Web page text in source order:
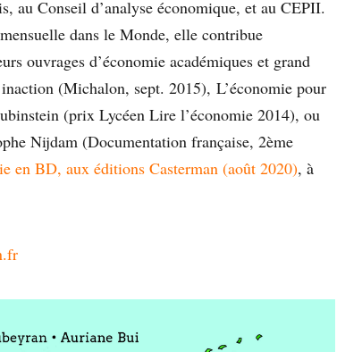
au Conseil d’analyse économique, et au CEPII.
dans le Monde, elle contribue
ouvrages d’économie académiques et grand
(Michalon, sept. 2015), L’économie pour
(prix Lycéen Lire l’économie 2014), ou
Nijdam (Documentation française, 2ème
en BD, aux éditions Casterman (août 2020), à